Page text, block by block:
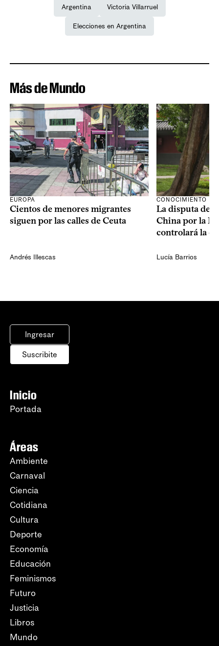
Argentina Victoria Villarruel
Elecciones en Argentina
Más de Mundo
EUROPA
Cientos de menores migrantes
siguen por las calles de Ceuta
Andrés Illescas
CONOCIMIENTO
La disputa de
China por la
controlará la
Lucía Barrios
Ingresar
Suscribite
Inicio
Portada
Áreas
Ambiente
Carnaval
Ciencia
Cotidiana
Cultura
Deporte
Economía
Educación
Feminismos
Futuro
Justicia
Libros
Mundo